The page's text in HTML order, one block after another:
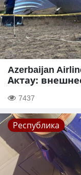
Azerbaijan
Актау:
7437
Республика